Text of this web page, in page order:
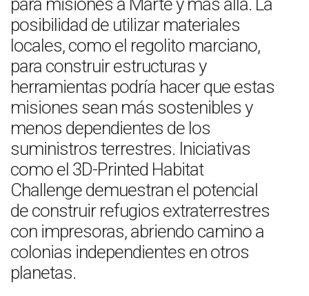
para misiones a Marte y más allá. La
posibilidad de utilizar materiales
locales, como el regolito marciano,
para construir estructuras y
herramientas podría hacer que estas
misiones sean más sostenibles y
menos dependientes de los
suministros terrestres. Iniciativas
como el 3D-Printed Habitat
Challenge demuestran el potencial
de construir refugios extraterrestres
con impresoras, abriendo camino a
colonias independientes en otros
planetas.